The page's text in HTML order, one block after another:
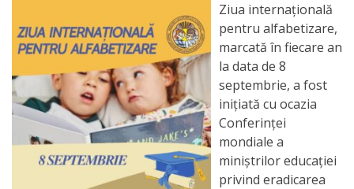
Strategia
Orarul
audienței
Managementul
instituției
Ziua internaţională
pentru alfabetizare,
marcată în fiecare an
la data de 8
septembrie, a fost
iniţiată cu ocazia
Conferinţei
mondiale a
miniştrilor educaţiei
privind eradicarea